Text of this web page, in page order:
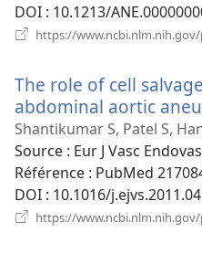
DOI ‎: 10.1213/
https://
The role of cell
abdominal aortic
Shantikumar S, Patel S,
Source ‎: Eur J Vasc
Référence ‎: PubMed
DOI ‎: 10.1016/
https://